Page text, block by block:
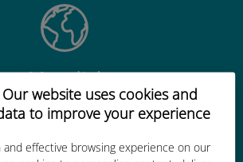
website uses cookies and
to improve your experience
and effective browsing experience on our
Mundial
celular mundial de
calidad en más de 200
destinos